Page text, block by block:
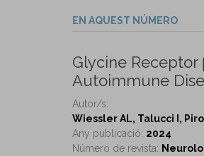
EN AQUEST NÚMERO
Glycine
Autoimmune
Autor/s:
Wiessler AL, Talucci I,
Any publicació: 2024
Número de revista: